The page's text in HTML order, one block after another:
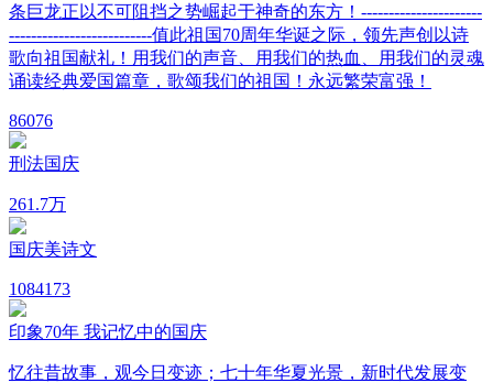
条巨龙正以不可阻挡之势崛起于神奇的东方！----------------------
--------------------------值此祖国70周年华诞之际，领先声创以诗
歌向祖国献礼！用我们的声音、用我们的热血、用我们的灵魂
诵读经典爱国篇章，歌颂我们的祖国！永远繁荣富强！
86076
刑法国庆
261.7万
国庆美诗文
1084173
印象70年 我记忆中的国庆
忆往昔故事，观今日变迹；七十年华夏光景，新时代发展变